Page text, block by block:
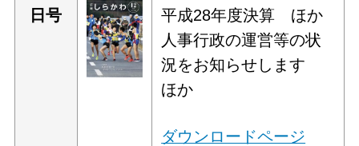
日号
平成28年度決算 ほか
人事行政の運営等の状
況をお知らせします
ほか
ダウンロードページ